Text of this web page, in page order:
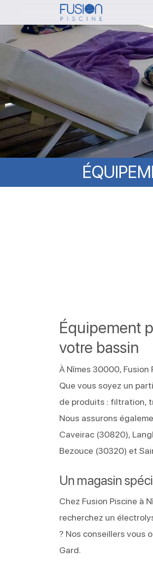
to
main
content
Équipement
votre bassin
À Nîmes 30000,
Que vous soyez un
de produits : filtration,
Nous assurons
Caveirac (30820),
Bezouce (30320) et
Un magasin
Chez Fusion Piscine à
recherchez un
? Nos conseillers vous
Gard.